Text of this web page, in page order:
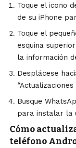
Toque el icono
de su iPhone
Toque el
esquina
la información
Desplácese
Busque
para instalar la
Cómo
teléfono